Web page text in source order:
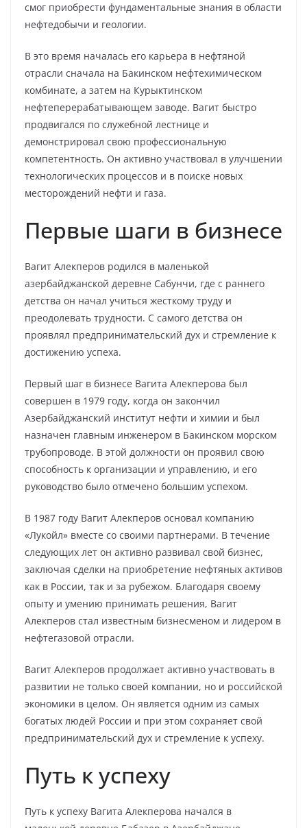
смог приобрести фундаментальные знания в области
нефтедобычи и геологии.
В это время началась его карьера в нефтяной
отрасли сначала на Бакинском нефтехимическом
комбинате, а затем на Курыктинском
нефтеперерабатывающем заводе. Вагит быстро
продвигался по служебной лестнице и
демонстрировал свою профессиональную
компетентность. Он активно участвовал в улучшении
технологических процессов и в поиске новых
месторождений нефти и газа.
Первые шаги в бизнесе
Вагит Алекперов родился в маленькой
азербайджанской деревне Сабунчи, где с раннего
детства он начал учиться жесткому труду и
преодолевать трудности. С самого детства он
проявлял предпринимательский дух и стремление к
достижению успеха.
Первый шаг в бизнесе Вагита Алекперова был
совершен в 1979 году, когда он закончил
Азербайджанский институт нефти и химии и был
назначен главным инженером в Бакинском морском
трубопроводе. В этой должности он проявил свою
способность к организации и управлению, и его
руководство было отмечено большим успехом.
В 1987 году Вагит Алекперов основал компанию
«Лукойл» вместе со своими партнерами. В течение
следующих лет он активно развивал свой бизнес,
заключая сделки на приобретение нефтяных активов
как в России, так и за рубежом. Благодаря своему
опыту и умению принимать решения, Вагит
Алекперов стал известным бизнесменом и лидером в
нефтегазовой отрасли.
Вагит Алекперов продолжает активно участвовать в
развитии не только своей компании, но и российской
экономики в целом. Он является одним из самых
богатых людей России и при этом сохраняет свой
предпринимательский дух и стремление к успеху.
Путь к успеху
Путь к успеху Вагита Алекперова начался в